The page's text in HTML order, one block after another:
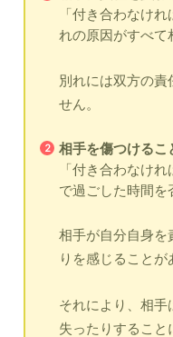
「付き合わなけ
れの原因がすべて
別れには双方の責
せん。
相手を傷つけるこ
「付き合わなけ
で過ごした時間を
相手が自分自身を
りを感じることが
それにより、相手
失ったりすること